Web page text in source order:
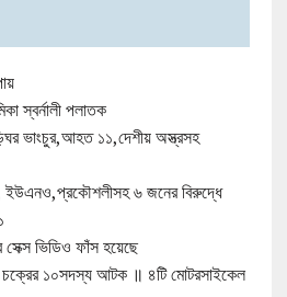
স্বর্নালী পলাতক
ভাংচুর,আহত ১১,দেশীয় অস্ত্রসহ
ইউএনও,প্রকৌশলীসহ ৬ জনের বিরুদ্ধে
সেক্স ভিডিও ফাঁস হয়েছে
চক্রের ১০সদস্য আটক ॥ ৪টি মোটরসাইকেল